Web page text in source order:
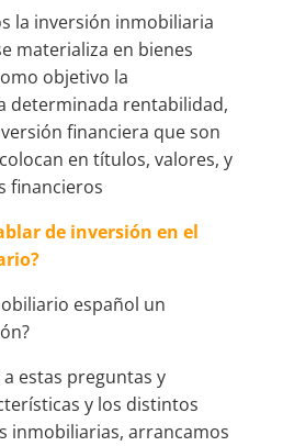
la inversión inmobiliaria
materializa en bienes
objetivo la
determinada rentabilidad,
financiera que son
en títulos, valores, y
financieros
de inversión en el
español un
estas preguntas y
y los distintos
inmobiliarias, arrancamos